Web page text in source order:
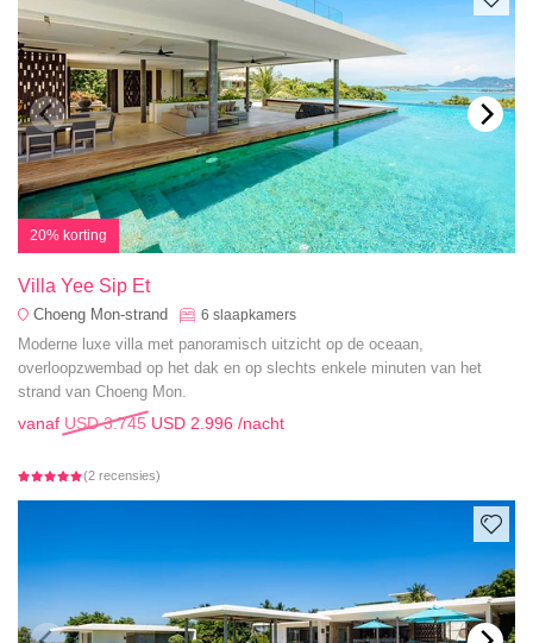
20% korting
Villa Yee Sip Et
Choeng Mon-strand 6 slaapkamers
Moderne luxe villa met panoramisch uitzicht op de oceaan,
overloopzwembad op het dak en op slechts enkele minuten van het
strand van Choeng Mon.
vanaf USD 3.745 USD 2.996 /nacht
(2 recensies)